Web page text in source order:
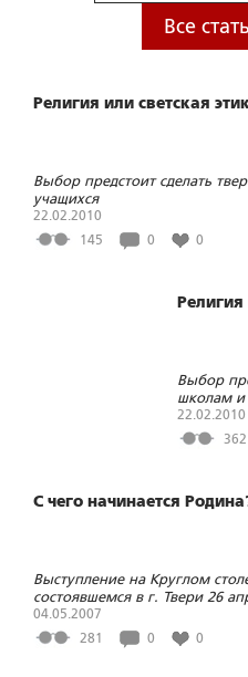
Все
Религия или светская
Выбор предстоит сделать
учащихся
22.02.2010
145
0 0
Религия
Выбор
школам и
22.02.2010
362
С чего начинается
Выступление на Круглом
состоявшемся в г. Твери 26
04.05.2007
281
0 0